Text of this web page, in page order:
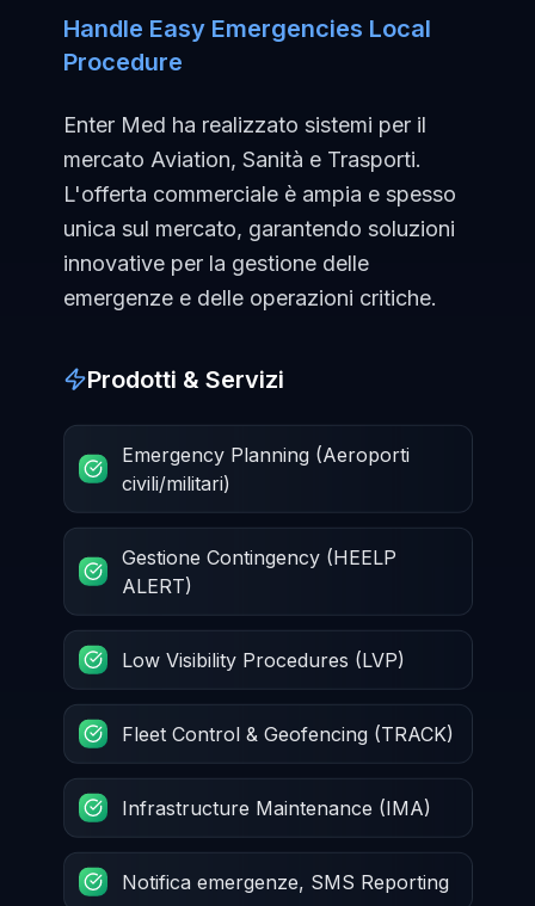
Handle Easy Emergencies Local
Procedure
Enter Med ha realizzato sistemi per il
mercato Aviation, Sanità e Trasporti.
L'offerta commerciale è ampia e spesso
unica sul mercato, garantendo soluzioni
innovative per la gestione delle
emergenze e delle operazioni critiche.
Prodotti & Servizi
Emergency Planning (Aeroporti
civili/militari)
Gestione Contingency (HEELP
ALERT)
Low Visibility Procedures (LVP)
Fleet Control & Geofencing (TRACK)
Infrastructure Maintenance (IMA)
Notifica emergenze, SMS Reporting